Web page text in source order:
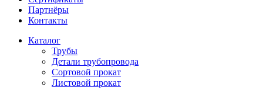
Партнёры
Контакты
Каталог
Трубы
Детали трубопровода
Сортовой прокат
Листовой прокат